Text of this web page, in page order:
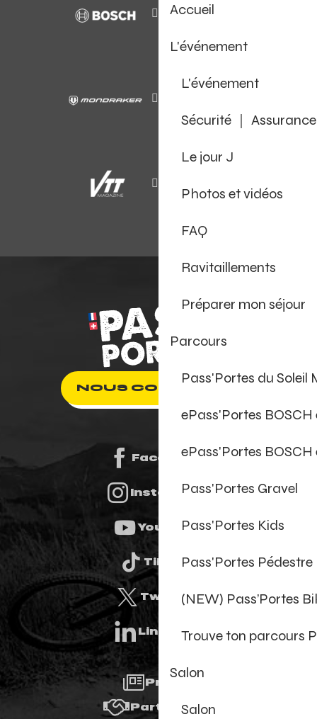
Accueil
L'événement
L'événement
Sécurité ｜ Assurance
Le jour J
Photos et vidéos
FAQ
Ravitaillements
Préparer mon séjour
Parcours
Pass'Portes du Soleil
ePass'Portes
ePass'Portes
Pass'Portes Gravel
Pass'Portes Kids
Pass'Portes Pédestre
(NEW) Pass’Portes
Trouve ton parcours
Salon
Salon
NOUS CONTACTER
Facebook
Instagram
Youtube
Tiktok
Twitter
Linkedin
Presse
Partenaires